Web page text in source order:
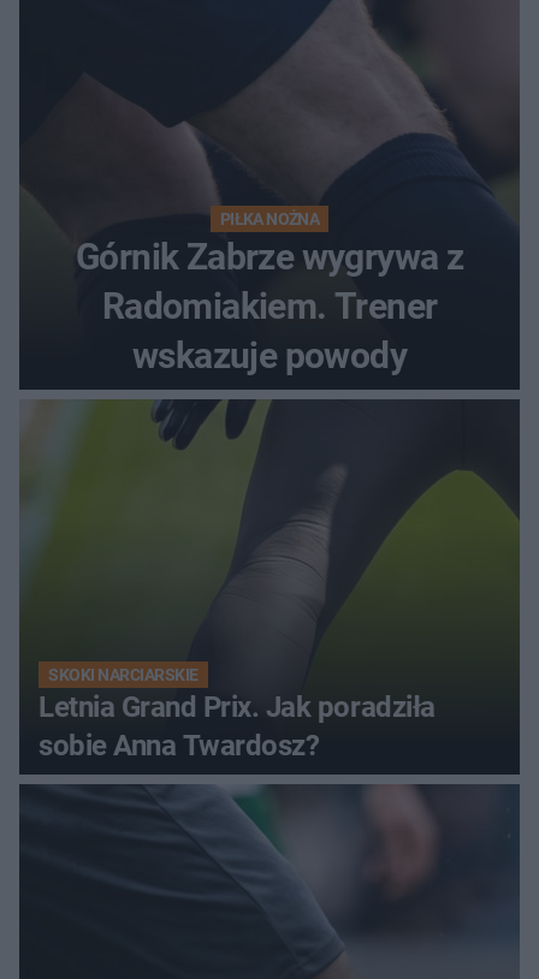
PIŁKA NOŻNA
Górnik Zabrze wygrywa z
Radomiakiem. Trener
wskazuje powody
SKOKI NARCIARSKIE
Letnia Grand Prix. Jak poradziła
sobie Anna Twardosz?